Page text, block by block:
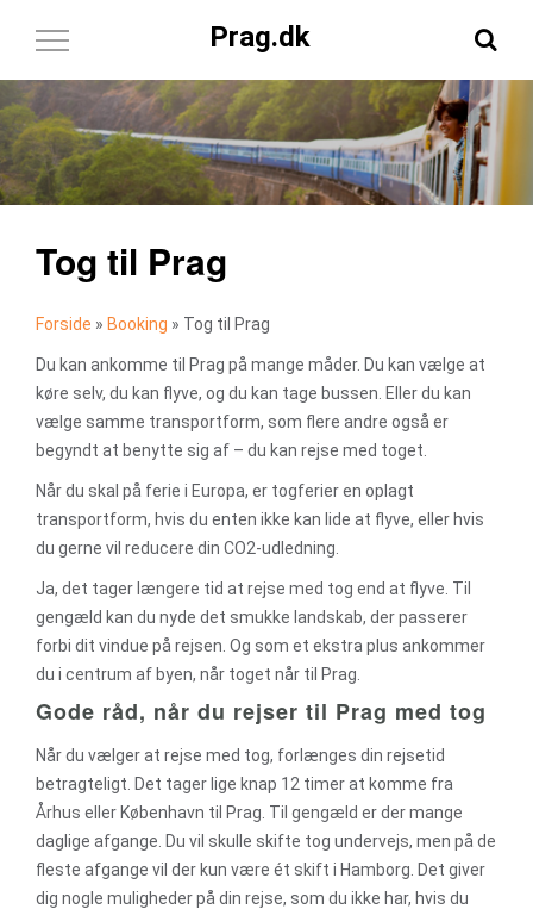
Prag.dk
Toggle
Tog til Prag
Forside » Booking » Tog til Prag
Du kan ankomme til Prag på mange måder. Du kan vælge at
køre selv, du kan flyve, og du kan tage bussen. Eller du kan
vælge samme transportform, som flere andre også er
begyndt at benytte sig af – du kan rejse med toget.
Når du skal på ferie i Europa, er togferier en oplagt
transportform, hvis du enten ikke kan lide at flyve, eller hvis
du gerne vil reducere din CO2-udledning.
Ja, det tager længere tid at rejse med tog end at flyve. Til
gengæld kan du nyde det smukke landskab, der passerer
forbi dit vindue på rejsen. Og som et ekstra plus ankommer
du i centrum af byen, når toget når til Prag.
Gode råd, når du rejser til Prag med tog
Når du vælger at rejse med tog, forlænges din rejsetid
betragteligt. Det tager lige knap 12 timer at komme fra
Århus eller København til Prag. Til gengæld er der mange
daglige afgange. Du vil skulle skifte tog undervejs, men på de
fleste afgange vil der kun være ét skift i Hamborg. Det giver
dig nogle muligheder på din rejse, som du ikke har, hvis du